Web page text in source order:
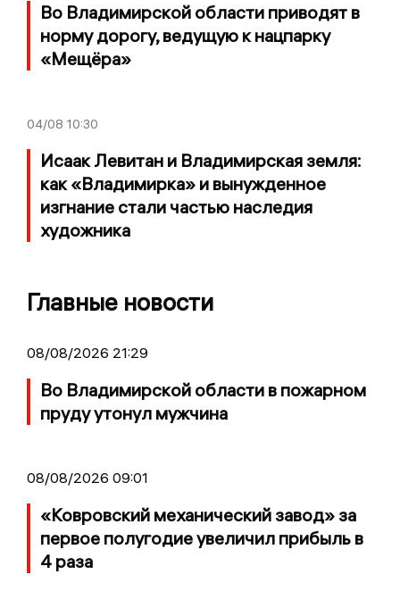
Во Владимирской области приводят в
норму дорогу, ведущую к нацпарку
«Мещёра»
04/08 10:30
Исаак Левитан и Владимирская земля:
как «Владимирка» и вынужденное
изгнание стали частью наследия
художника
Главные новости
08/08/2026 21:29
Во Владимирской области в пожарном
пруду утонул мужчина
08/08/2026 09:01
«Ковровский механический завод» за
первое полугодие увеличил прибыль в
4 раза